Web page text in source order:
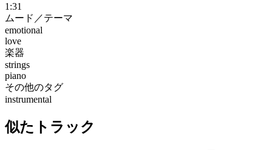
1:31
ムード／テーマ
emotional
love
楽器
strings
piano
その他のタグ
instrumental
似たトラック